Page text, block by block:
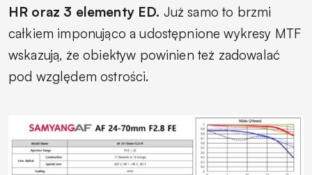
HR oraz 3 elementy ED. Już samo to brzmi
całkiem imponująco a udostępnione wykresy MTF
wskazują, że obiektyw powinien też zadowalać
pod względem ostrości.